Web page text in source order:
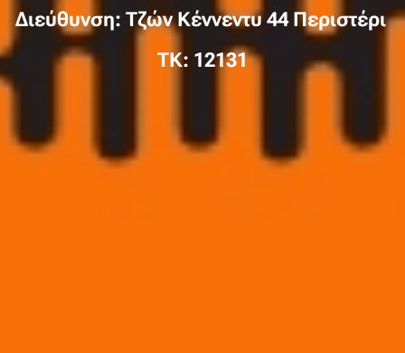
Διεύθυνση: Τζών Κέννεντυ 44 Περιστέρι
TK: 12131